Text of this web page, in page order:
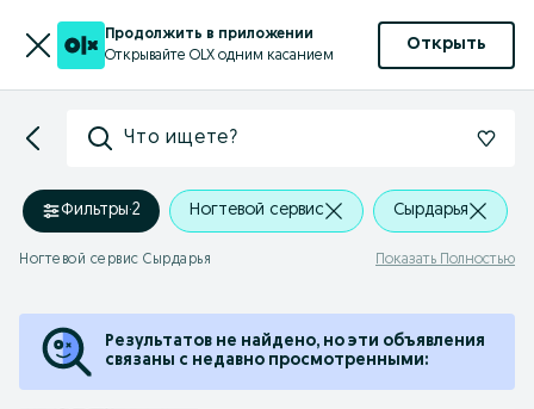
Продолжить в приложении
Открывайте OLX одним касанием
Открыть
Что ищете?
Фильтры·2 Ногтевой сервис Сырдарья
Ногтевой сервис Сырдарья Показать Полностью
Результатов не найдено, но эти объявления
связаны с недавно просмотренными: